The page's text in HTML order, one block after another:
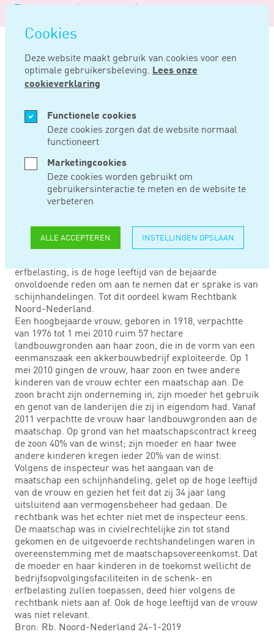
overslaan
Cookies
Deze website maakt gebruik van cookies voor een
optimale gebruikersbeleving. Lees onze
cookieverklaring
Functionele cookies
Deze cookies zorgen dat de website normaal
functioneert
Marketingcookies
Deze cookies worden gebruikt om
gebruikersinteractie te meten en de website te
verbeteren
ALLE ACCEPTEREN INSTELLINGEN OPSLAAN
Logo
Noord
Negentig
Home Nieuws Niet te oud voor een maatschap
FEB 14, 2019
NIET TE OUD VOOR
EEN MAATSCHAP
maatschapsovereenkomst sluit met als voornaamste
doel om in de toekomst gebruik te kunnen maken van de
erfbelasting, is de hoge leeftijd van de bejaarde
onvoldoende reden om aan te nemen dat er sprake is van
schijnhandelingen. Tot dit oordeel kwam Rechtbank
Noord-Nederland.
Een hoogbejaarde vrouw, geboren in 1918, verpachtte
van 1976 tot 1 mei 2010 ruim 57 hectare
landbouwgronden aan haar zoon, die in de vorm van een
eenmanszaak een akkerbouwbedrijf exploiteerde. Op 1
mei 2010 gingen de vrouw, haar zoon en twee andere
kinderen van de vrouw echter een maatschap aan. De
zoon bracht zijn onderneming in, zijn moeder het gebruik
en genot van de landerijen die zij in eigendom had. Vanaf
2011 verpachtte de vrouw haar landbouwgronden aan de
maatschap. Op grond van het maatschapscontract kreeg
de zoon 40% van de winst; zijn moeder en haar twee
andere kinderen kregen ieder 20% van de winst.
Volgens de inspecteur was het aangaan van de
maatschap een schijnhandeling, gelet op de hoge leeftijd
van de vrouw en gezien het feit dat zij 34 jaar lang
uitsluitend aan vermogensbeheer had gedaan. De
rechtbank was het echter niet met de inspecteur eens.
De maatschap was in civielrechtelijke zin tot stand
gekomen en de uitgevoerde rechtshandelingen waren in
overeenstemming met de maatschapsovereenkomst. Dat
de moeder en haar kinderen in de toekomst wellicht de
bedrijfsopvolgingsfaciliteiten in de schenk- en
erfbelasting zullen toepassen, deed hier volgens de
rechtbank niets aan af. Ook de hoge leeftijd van de vrouw
was niet relevant.
Bron: Rb. Noord-Nederland 24-1-2019